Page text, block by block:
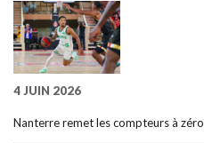
4 JUIN 2026
Nanterre remet les compteurs à zéro